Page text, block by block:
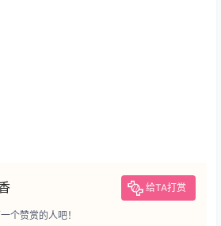
给TA打赏
个赞赏的人吧！